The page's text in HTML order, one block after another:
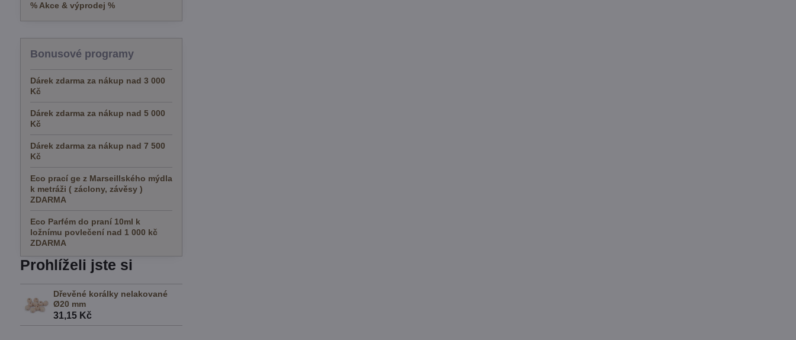
% Akce & výprodej %
Bonusové programy
Dárek zdarma za nákup nad 3 000
Kč
Dárek zdarma za nákup nad 5 000
Kč
Dárek zdarma za nákup nad 7 500
Kč
Eco prací ge z Marseillského mýdla
k metráži ( záclony, závěsy )
ZDARMA
Eco Parfém do praní 10ml k
ložnímu povlečení nad 1 000 kč
ZDARMA
Prohlíželi jste si
Dřevěné korálky nelakované
Ø20 mm
31,15 Kč